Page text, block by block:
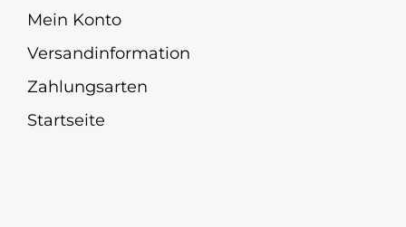
Mein Konto
Versandinformation
Zahlungsarten
Startseite